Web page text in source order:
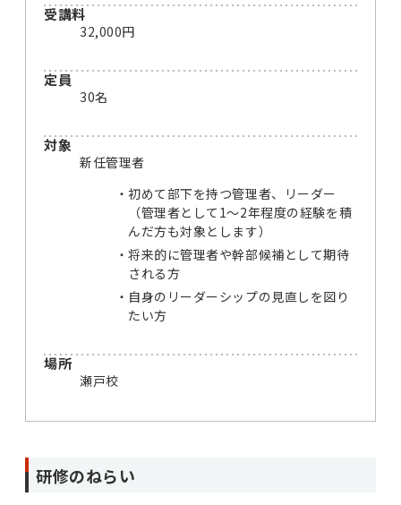
受講料
32,000円
定員
30名
対象
新任管理者
初めて部下を持つ管理者、リーダー
（管理者として1～2年程度の経験を積
んだ方も対象とします）
将来的に管理者や幹部候補として期待
される方
自身のリーダーシップの見直しを図り
たい方
場所
瀬戸校
研修のねらい